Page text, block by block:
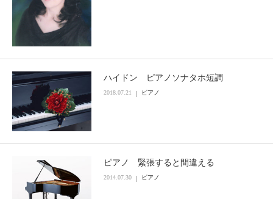
ハイドン ピアノソナタホ短調
2018.07.21 ピアノ
ピアノ 緊張すると間違える
2014.07.30 ピアノ